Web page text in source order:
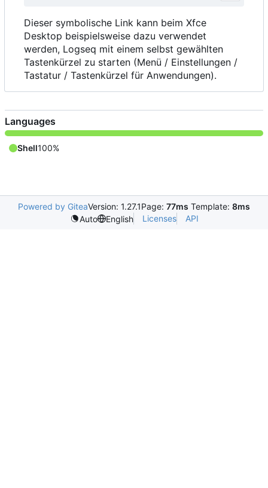
Dieser symbolische Link kann beim Xfce
Desktop beispielsweise dazu verwendet
werden, Logseq mit einem selbst gewählten
Tastenkürzel zu starten (Menü / Einstellungen /
Tastatur / Tastenkürzel für Anwendungen).
Languages
Shell100%
Powered by GiteaVersion: 1.27.1Page: 77ms Template: 8ms
Auto
English Licenses API